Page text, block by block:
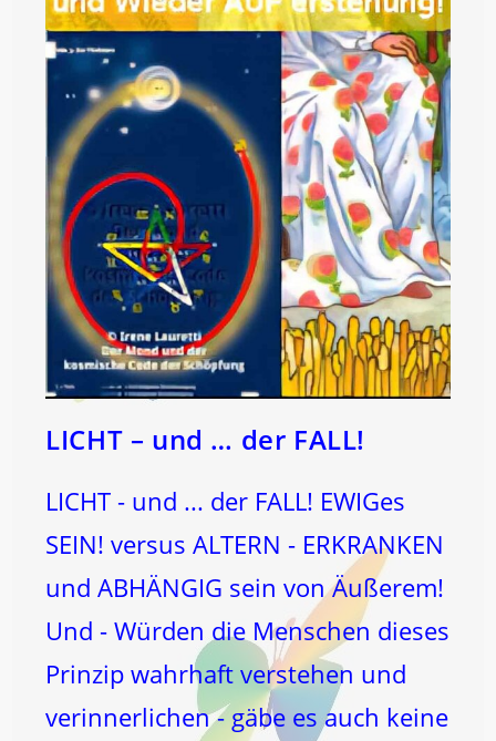
LICHT – und … der FALL!
LICHT - und ... der FALL! EWIGes
SEIN! versus ALTERN - ERKRANKEN
und ABHÄNGIG sein von Äußerem!
Und - Würden die Menschen dieses
Prinzip wahrhaft verstehen und
verinnerlichen - gäbe es auch keine